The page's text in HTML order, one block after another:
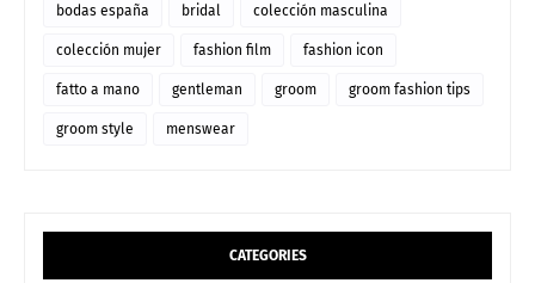
bodas españa bridal colección masculina
colección mujer fashion film fashion icon
fatto a mano gentleman groom groom fashion tips
groom style menswear
CATEGORIES